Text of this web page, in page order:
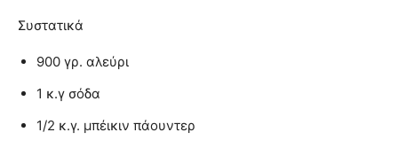
Συστατικά
900 γρ. αλεύρι
1 κ.γ σόδα
1/2 κ.γ. μπέικιν πάουντερ